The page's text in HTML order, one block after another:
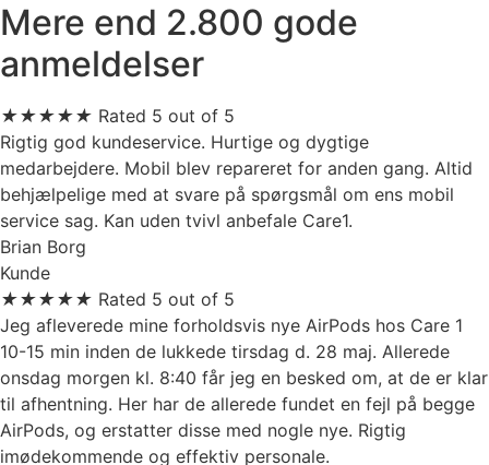
Mere end 2.800 gode
anmeldelser
★★★★★ Rated 5 out of 5
Rigtig god kundeservice. Hurtige og dygtige
medarbejdere. Mobil blev repareret for anden gang. Altid
behjælpelige med at svare på spørgsmål om ens mobil
service sag. Kan uden tvivl anbefale Care1.
Brian Borg
Kunde
★★★★★ Rated 5 out of 5
Jeg afleverede mine forholdsvis nye AirPods hos Care 1
10-15 min inden de lukkede tirsdag d. 28 maj. Allerede
onsdag morgen kl. 8:40 får jeg en besked om, at de er klar
til afhentning. Her har de allerede fundet en fejl på begge
AirPods, og erstatter disse med nogle nye. Rigtig
imødekommende og effektiv personale.